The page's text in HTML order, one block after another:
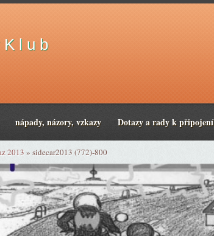
K l u b
nápady, názory, vzkazy Dotazy a rady k připojení
2013 » sidecar2013 (772)-800